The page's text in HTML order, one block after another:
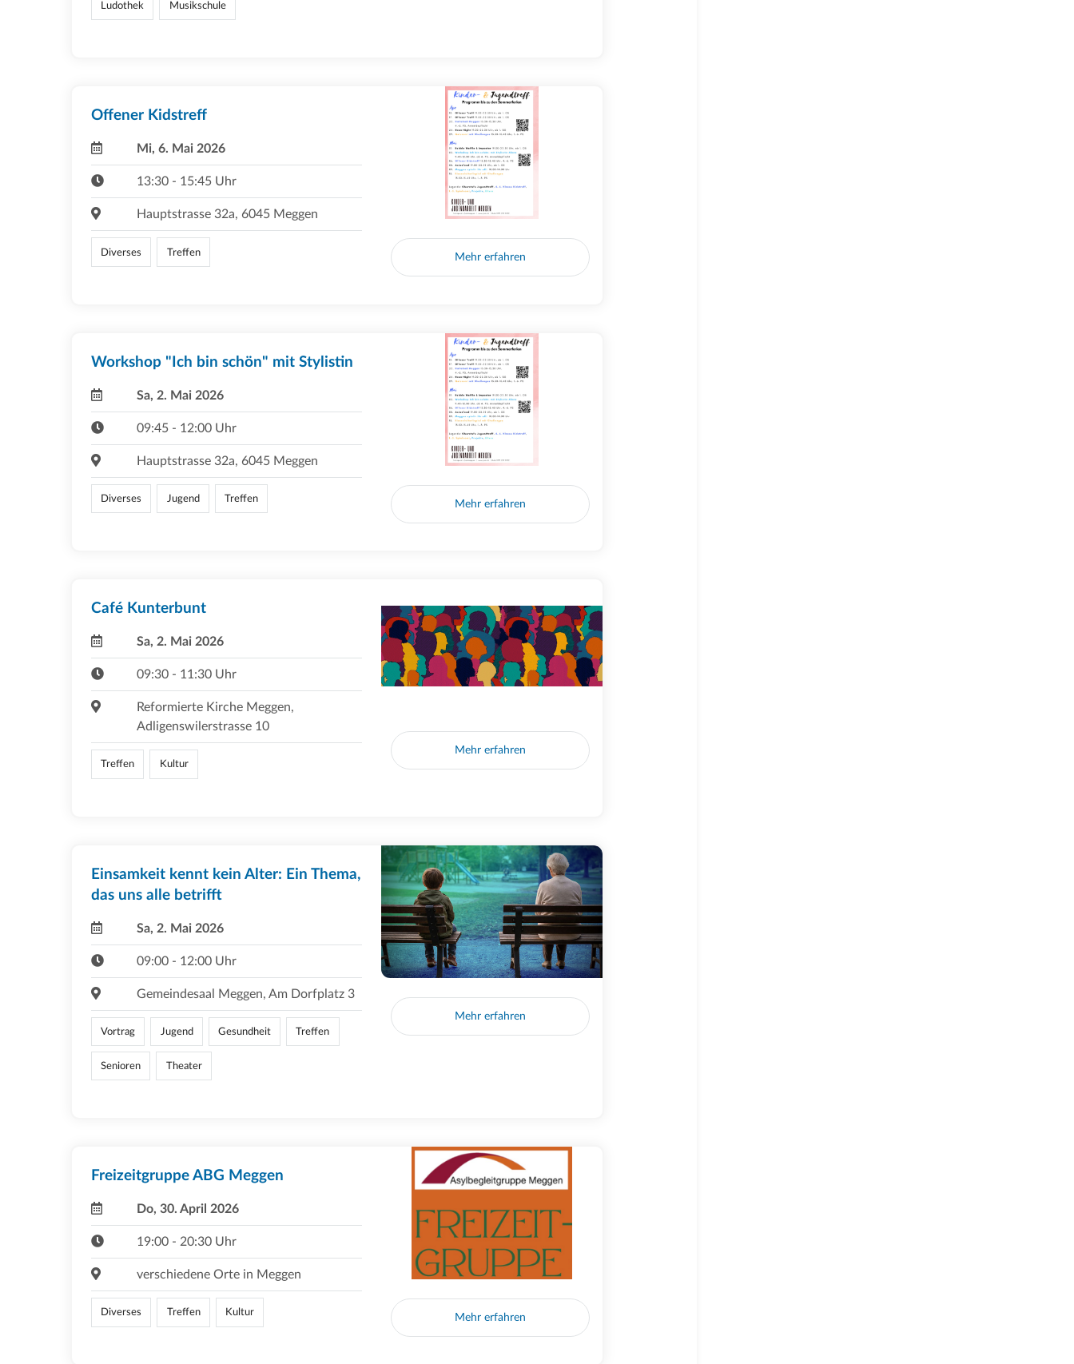
Ludothek Musikschule
Offener Kidstreff
Mi, 6. Mai 2026
13:30 - 15:45 Uhr
Hauptstrasse 32a, 6045 Meggen
Diverses Treffen Mehr erfahren
Workshop "Ich bin schön" mit Stylistin
Sa, 2. Mai 2026
09:45 - 12:00 Uhr
Hauptstrasse 32a, 6045 Meggen
Diverses Jugend Treffen Mehr erfahren
Café Kunterbunt
Sa, 2. Mai 2026
09:30 - 11:30 Uhr
Reformierte Kirche Meggen,
Adligenswilerstrasse 10
Treffen Kultur
Mehr erfahren
Einsamkeit kennt kein Alter: Ein Thema,
das uns alle betrifft
Sa, 2. Mai 2026
09:00 - 12:00 Uhr
Gemeindesaal Meggen, Am Dorfplatz 3
Vortrag Jugend Gesundheit Treffen
Senioren Theater
Mehr erfahren
Freizeitgruppe ABG Meggen
Do, 30. April 2026
19:00 - 20:30 Uhr
verschiedene Orte in Meggen
Diverses Treffen Kultur Mehr erfahren